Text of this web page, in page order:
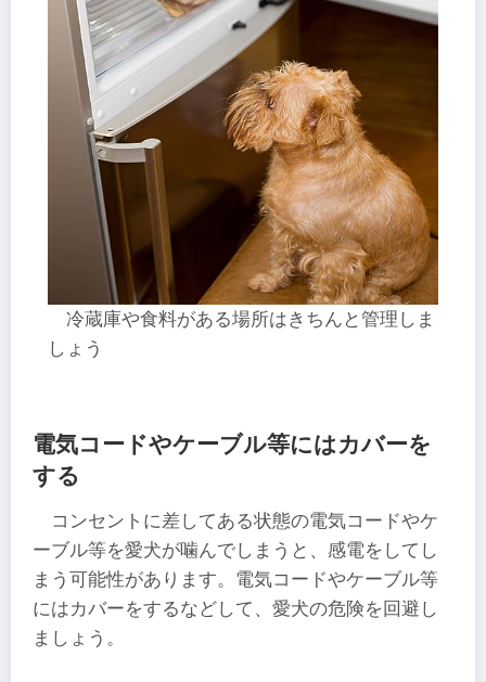
冷蔵庫や食料がある場所はきちんと管理しま
しょう
電気コードやケーブル等にはカバーを
する
コンセントに差してある状態の電気コードやケ
ーブル等を愛犬が噛んでしまうと、感電をしてし
まう可能性があります。電気コードやケーブル等
にはカバーをするなどして、愛犬の危険を回避し
ましょう。